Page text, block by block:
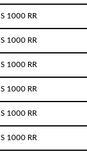
S 1000 RR
S 1000 RR
S 1000 RR
S 1000 RR
S 1000 RR
S 1000 RR